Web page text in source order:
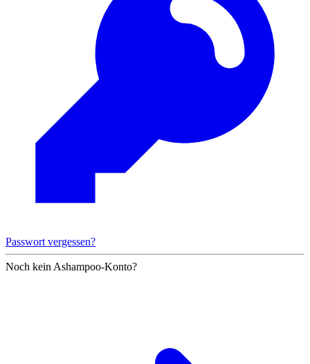
Passwort vergessen?
Noch kein Ashampoo-Konto?